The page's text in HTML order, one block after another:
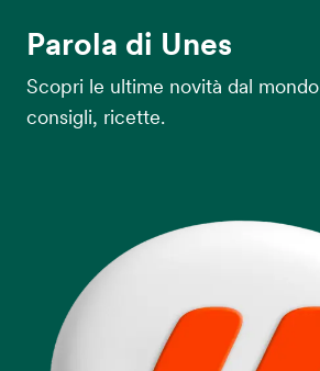
Parola di Unes
Scopri le ultime novità dal
consigli, ricette.